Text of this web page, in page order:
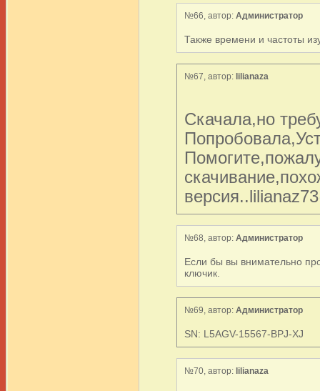
№66, автор: Администратор
Также времени и частоты
№67, автор: lilianaza
Скачала,но
№68, автор: Администратор
Если бы вы внимательно
ключик.
№69, автор: Администратор
SN: L5AGV-15567-BPJ-XJ
№70, автор: lilianaza